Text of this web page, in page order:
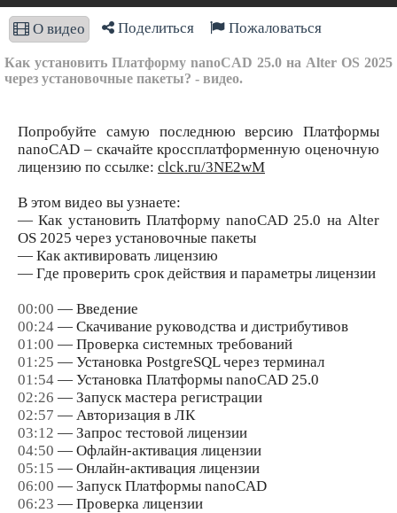
О видео Поделиться Пожаловаться
Как установить Платформу nanoCAD 25.0 на Alter OS 2025
через установочные пакеты? - видео.
Попробуйте самую последнюю версию Платформы
nanoCAD – скачайте кроссплатформенную оценочную
лицензию по ссылке: clck.ru/3NE2wM
В этом видео вы узнаете:
— Как установить Платформу nanoCAD 25.0 на Alter
OS 2025 через установочные пакеты
— Как активировать лицензию
— Где проверить срок действия и параметры лицензии
00:00 — Введение
00:24 — Скачивание руководства и дистрибутивов
01:00 — Проверка системных требований
01:25 — Установка PostgreSQL через терминал
01:54 — Установка Платформы nanoCAD 25.0
02:26 — Запуск мастера регистрации
02:57 — Авторизация в ЛК
03:12 — Запрос тестовой лицензии
04:50 — Офлайн-активация лицензии
05:15 — Онлайн-активация лицензии
06:00 — Запуск Платформы nanoCAD
06:23 — Проверка лицензии